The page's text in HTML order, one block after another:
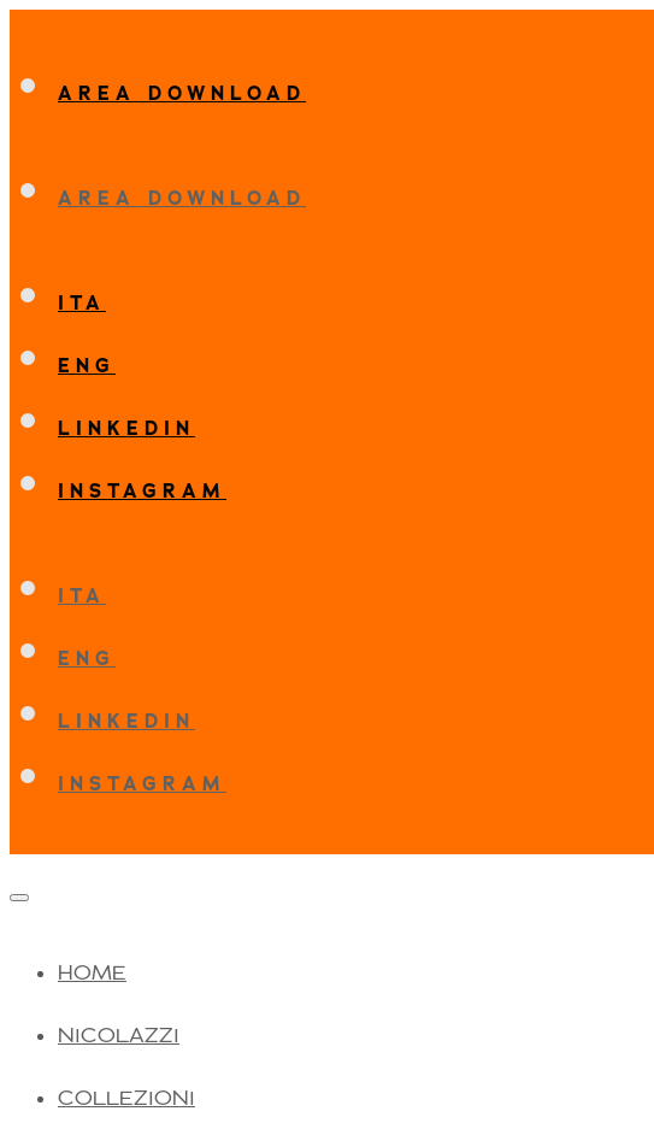
AREA DOWNLOAD
AREA DOWNLOAD
ITA
ENG
LINKEDIN
INSTAGRAM
ITA
ENG
LINKEDIN
INSTAGRAM
HOME
NICOLAZZI
COLLEZIONI